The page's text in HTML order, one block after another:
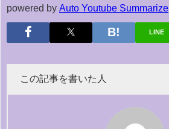
powered by Auto Youtube Summarize
LINE
この記事を書いた人